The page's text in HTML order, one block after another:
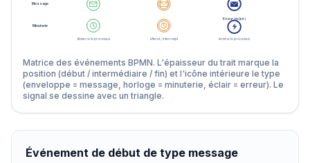
Message
Minuterie
Erreur (éclair)
démarre le processus attend / interrompt termine le processus
Matrice des événements BPMN. L'épaisseur du trait marque la
position (début / intermédiaire / fin) et l'icône intérieure le type
(enveloppe = message, horloge = minuterie, éclair = erreur). Le
signal se dessine avec un triangle.
Événement de début de type message